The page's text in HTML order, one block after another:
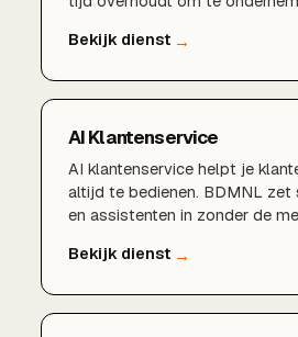
mails
AI Klantenservice
AI klantenservice helpt je
altijd te bedienen. BDMNL
en assistenten in zonder de